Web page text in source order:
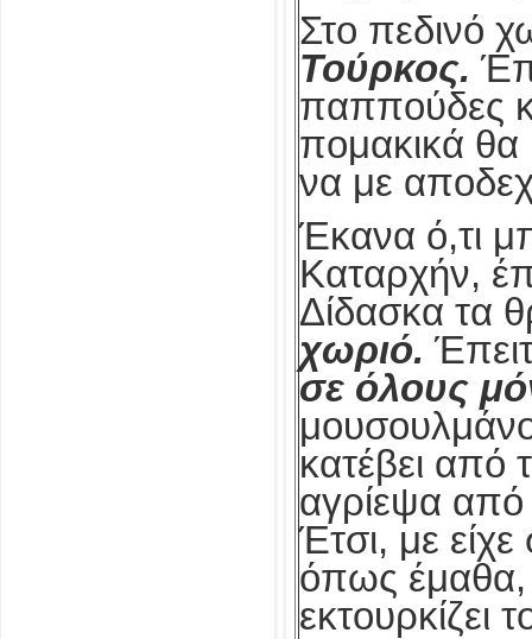
Στο πεδινό
Τούρκος.
παππούδες
πομακικά
να με
Έκανα ό,τι
Καταρχήν,
Δίδασκα τα
χωριό.
σε όλους
κατέβει από
αγρίεψα
Έτσι, με
όπως έμαθα,
εκτουρκίζει